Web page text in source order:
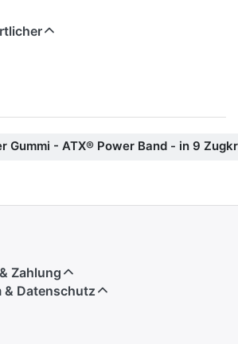
Gummi - ATX® Power Band - in 9
Zahlung
& Datenschutz